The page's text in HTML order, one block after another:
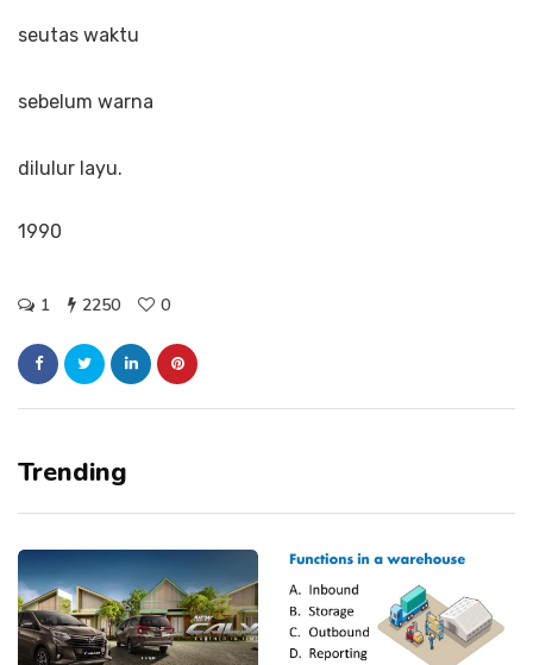
seutas waktu
sebelum warna
dilulur layu.
1990
1 2250 0
Trending